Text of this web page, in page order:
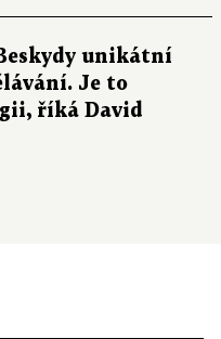
unikátní
Je to
říká David